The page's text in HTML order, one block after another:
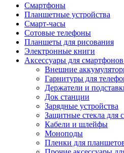
Калькуляторы
Мебель
Стулья и
Столы
Мебельные
Опции для
сканирования
Сетевое оборудование
Маршрутизаторы
Модемы
Точки доступа
Смартфоны
Планшетные устройства
Смарт-часы
Сотовые телефоны
Планшеты для рисования
Электронные книги
Аксессуары для
Внешние
Гарнитуры для
Держатели и
Док станции
Зарядные устройства
Защитные стекла для
Кабели и шлейфы
Моноподы
Пленки для